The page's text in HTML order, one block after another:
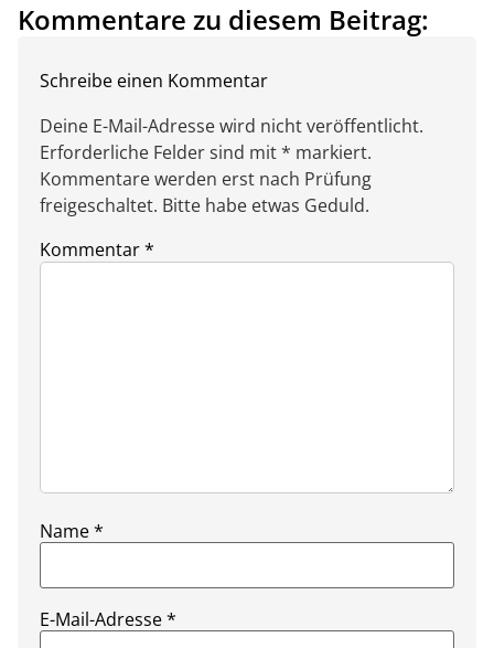
Kommentare zu diesem Beitrag:
Schreibe einen Kommentar
Deine E-Mail-Adresse wird nicht veröffentlicht.
Erforderliche Felder sind mit * markiert.
Kommentare werden erst nach Prüfung
freigeschaltet. Bitte habe etwas Geduld.
Kommentar*
Name*
E-Mail-Adresse*